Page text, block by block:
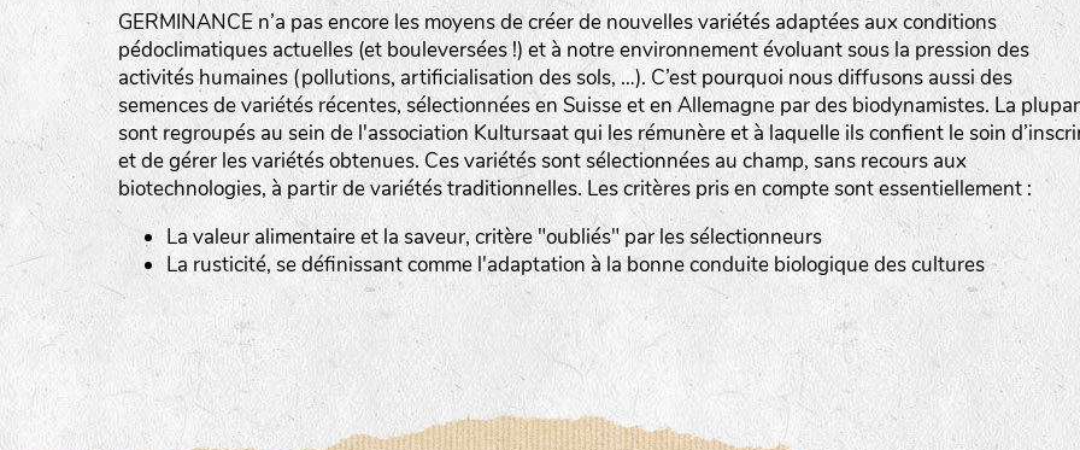
GERMINANCE n’a pas encore les moyens de créer de nouvelles variétés adaptées aux conditions
pédoclimatiques actuelles (et bouleversées !) et à notre environnement évoluant sous la pression des
activités humaines (pollutions, artificialisation des sols, …). C’est pourquoi nous diffusons aussi des
semences de variétés récentes, sélectionnées en Suisse et en Allemagne par des biodynamistes. La
sont regroupés au sein de l'association Kultursaat qui les rémunère et à laquelle ils confient le soin
et de gérer les variétés obtenues. Ces variétés sont sélectionnées au champ, sans recours aux
biotechnologies, à partir de variétés traditionnelles. Les critères pris en compte sont essentiellement :
La valeur alimentaire et la saveur, critère "oubliés" par les sélectionneurs
La rusticité, se définissant comme l'adaptation à la bonne conduite biologique des cultures
BINGENHEIMER SAATGUT (BGH)
www.bingenheimersaatgut.de
DE BOLSTER (DBO)
www.bolster.nl
GRAINE DEL PAÏS (GDP)
www.grainesdelpais.com
JARDIN EN’VIE (JEV)
LA BOITE A GRAINES (LBAG)
www.laboiteagraines.com
L’AUBEPIN (PDO)
www.aubepin.fr
LE BIAU GERME (LBG)
Légumes feuilles
Légumes racines
Plantes aromatiques